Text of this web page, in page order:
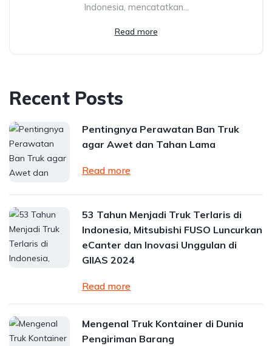
Indonesia, mencatatkan...
Read more
Recent Posts
Pentingnya Perawatan Ban Truk
agar Awet dan Tahan Lama
Read more
53 Tahun Menjadi Truk Terlaris di
Indonesia, Mitsubishi FUSO Luncurkan
eCanter dan Inovasi Unggulan di
GIIAS 2024
Read more
Mengenal Truk Kontainer di Dunia
Pengiriman Barang